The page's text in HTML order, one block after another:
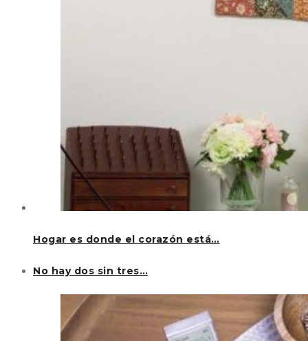
Hogar es donde el corazón está…
No hay dos sin tres…